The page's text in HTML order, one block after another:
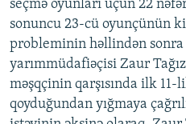
seçmə oyunları üçün 22
sonuncu 23-cü oyunçünün
probleminin həllindən sonra
yarımmüdafiəçisi Zaur
məşqçinin qarşısında ilk 11-
qoyduğundan yığmaya